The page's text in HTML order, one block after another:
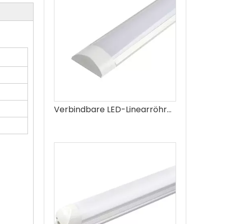
Verbindbare LED-Linearröhrenleuchte Reinigungslampe LED-Lichtleiste